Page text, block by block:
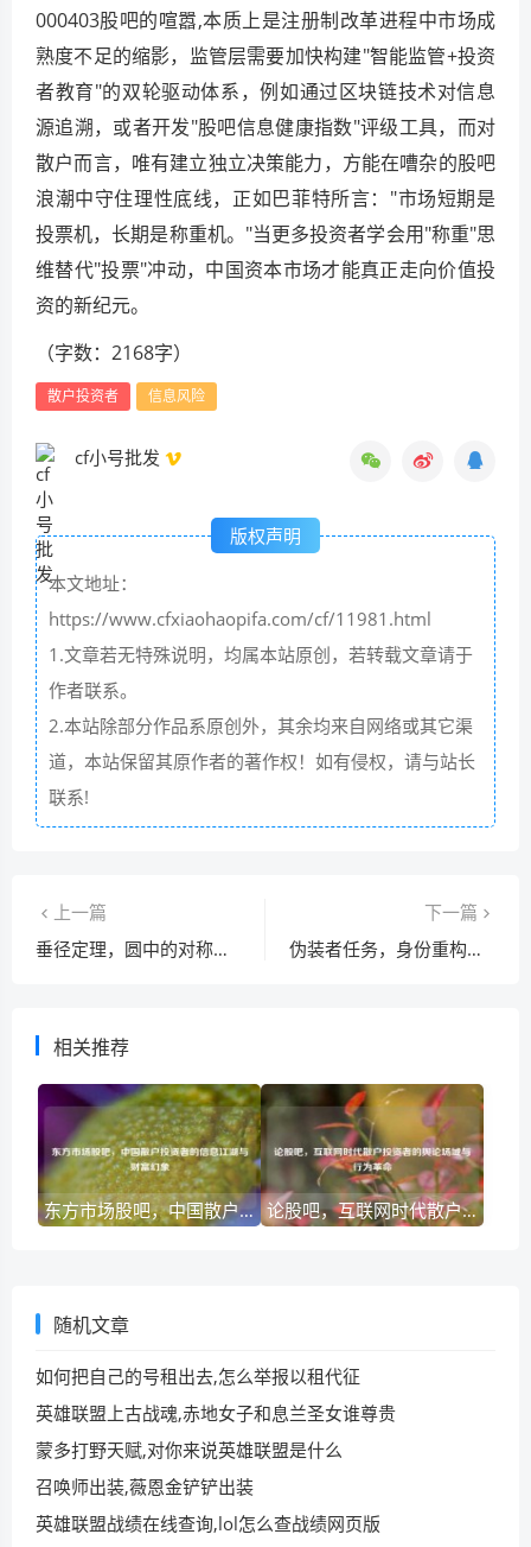
000403股吧的喧嚣,本质上是注册制改革进程中市场成
熟度不足的缩影，监管层需要加快构建"智能监管+投资
者教育"的双轮驱动体系，例如通过区块链技术对信息
源追溯，或者开发"股吧信息健康指数"评级工具，而对
散户而言，唯有建立独立决策能力，方能在嘈杂的股吧
浪潮中守住理性底线，正如巴菲特所言："市场短期是
投票机，长期是称重机。"当更多投资者学会用"称重"思
维替代"投票"冲动，中国资本市场才能真正走向价值投
资的新纪元。
（字数：2168字）
散户投资者 信息风险
cf小号批发
版权声明
本文地址：
https://www.cfxiaohaopifa.com/cf/11981.html
1.文章若无特殊说明，均属本站原创，若转载文章请于
作者联系。
2.本站除部分作品系原创外，其余均来自网络或其它渠
道，本站保留其原作者的著作权！如有侵权，请与站长
联系!
上一篇
垂径定理，圆中的对称美学与几何证明
下一篇
伪装者任务，身份重构的艺术与人性博弈的深渊
相关推荐
东方市场股吧，中国散户投资者的信息江湖与财富幻象 论股吧，互联网时代散户投资者的舆论场域与行为革命
随机文章
如何把自己的号租出去,怎么举报以租代征
英雄联盟上古战魂,赤地女子和息兰圣女谁尊贵
蒙多打野天赋,对你来说英雄联盟是什么
召唤师出装,薇恩金铲铲出装
英雄联盟战绩在线查询,lol怎么查战绩网页版